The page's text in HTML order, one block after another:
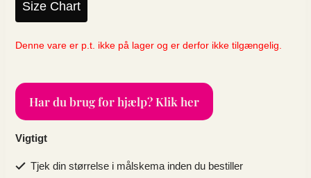
Size Chart
Denne vare er p.t. ikke på lager og er derfor ikke tilgængelig.
Har du brug for hjælp? Klik her
Vigtigt
Tjek din størrelse i målskema inden du bestiller